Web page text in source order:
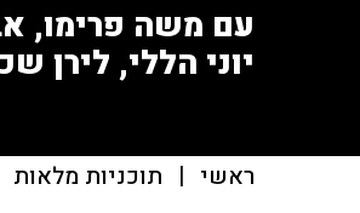
עם משה פרימו,
יוני הללי, לירן
ראשי | תוכניות מלאות